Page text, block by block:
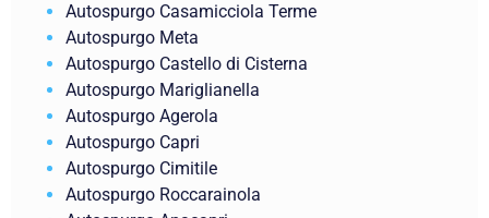
Autospurgo Casamicciola Terme
Autospurgo Meta
Autospurgo Castello di Cisterna
Autospurgo Mariglianella
Autospurgo Agerola
Autospurgo Capri
Autospurgo Cimitile
Autospurgo Roccarainola